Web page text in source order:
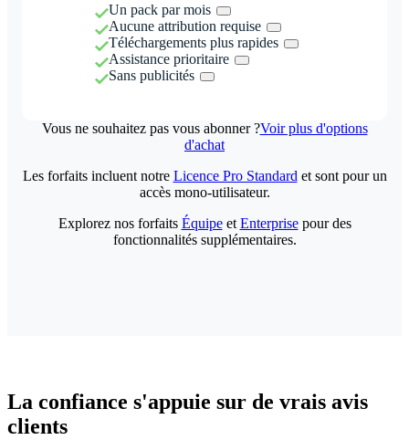
Un pack par mois
Aucune attribution requise
Téléchargements plus rapides
Assistance prioritaire
Sans publicités
Vous ne souhaitez pas vous abonner ?Voir plus d'options
d'achat
Les forfaits incluent notre Licence Pro Standard et sont pour un
accès mono-utilisateur.
Explorez nos forfaits Équipeet Enterprisepour des
fonctionnalités supplémentaires.
La confiance s'appuie sur de vrais avis
clients